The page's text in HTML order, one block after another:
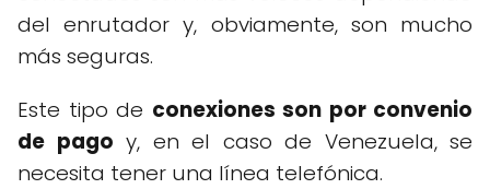
del enrutador y, obviamente, son mucho
más seguras.
Este tipo de conexiones son por convenio
de pago y, en el caso de Venezuela, se
necesita tener una línea telefónica.